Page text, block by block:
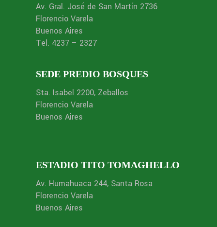
Av. Gral. José de San Martín 2736
Florencio Varela
Buenos Aires
Tel. 4237 – 2327
SEDE PREDIO BOSQUES
Sta. Isabel 2200, Zeballos
Florencio Varela
Buenos Aires
ESTADIO TITO TOMAGHELLO
Av. Humahuaca 244, Santa Rosa
Florencio Varela
Buenos Aires